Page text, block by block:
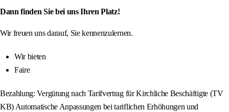
Dann finden Sie bei uns Ihren Platz!
Wir freuen uns darauf, Sie kennenzulernen.
Wir bieten
Faire
Bezahlung: Vergütung nach Tarifvertrag für Kirchliche Beschäftigte (TV
KB) Automatische Anpassungen bei tariflichen Erhöhungen und